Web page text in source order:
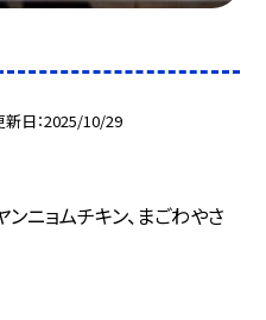
新日 2025/10/29
ニョムチキン、まごわやさ